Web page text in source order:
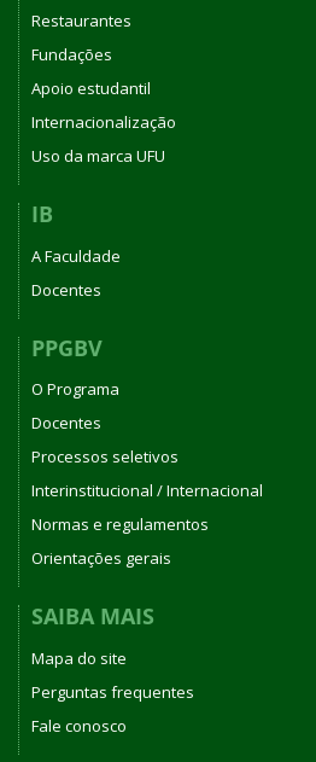
Restaurantes
Fundações
Apoio estudantil
Internacionalização
Uso da marca UFU
IB
A Faculdade
Docentes
PPGBV
O Programa
Docentes
Processos seletivos
Interinstitucional / Internacional
Normas e regulamentos
Orientações gerais
SAIBA MAIS
Mapa do site
Perguntas frequentes
Fale conosco